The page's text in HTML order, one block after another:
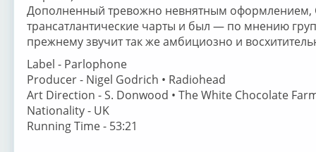
Дополненный тревожно невнятным оформлением,
трансатлантические чарты и был — по мнению
прежнему звучит так же амбициозно и
Label - Parlophone
Producer - Nigel Godrich • Radiohead
Art Direction - S. Donwood • The White Chocolate
Nationality - UK
Running Time - 53:21